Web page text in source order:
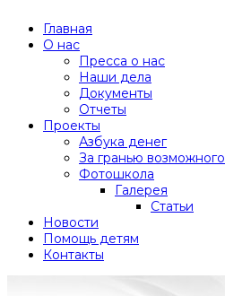
Главная
О нас
Пресса о нас
Наши дела
Документы
Отчеты
Проекты
Азбука денег
За гранью возможного
Фотошкола
Галерея
Статьи
Новости
Помощь детям
Контакты